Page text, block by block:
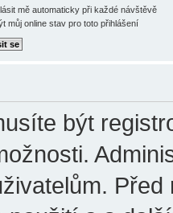
mě automaticky při každé návštěvě
můj online stav pro toto přihlášení
být